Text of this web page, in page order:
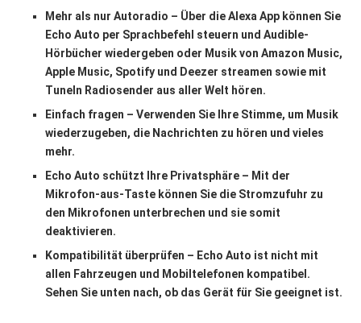
Mehr als nur Autoradio – Über die Alexa App können Sie
Echo Auto per Sprachbefehl steuern und Audible-
Hörbücher wiedergeben oder Musik von Amazon Music,
Apple Music, Spotify und Deezer streamen sowie mit
TuneIn Radiosender aus aller Welt hören.
Einfach fragen – Verwenden Sie Ihre Stimme, um Musik
wiederzugeben, die Nachrichten zu hören und vieles
mehr.
Echo Auto schützt Ihre Privatsphäre – Mit der
Mikrofon-aus-Taste können Sie die Stromzufuhr zu
den Mikrofonen unterbrechen und sie somit
deaktivieren.
Kompatibilität überprüfen – Echo Auto ist nicht mit
allen Fahrzeugen und Mobiltelefonen kompatibel.
Sehen Sie unten nach, ob das Gerät für Sie geeignet ist.